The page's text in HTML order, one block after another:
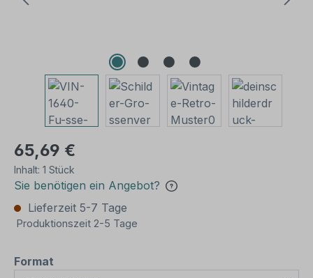
65,69 €
Inhalt: 1 Stück
Sie benötigen ein Angebot?
Lieferzeit 5-7 Tage
Produktionszeit 2-5 Tage
Format